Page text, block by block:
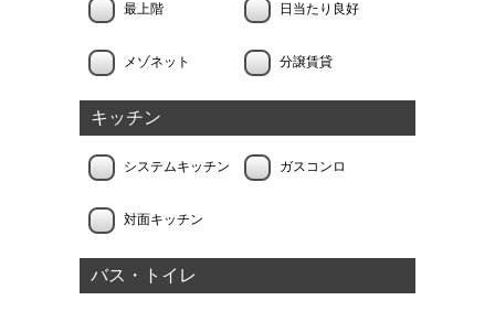
最上階 日当たり良好
メゾネット 分譲賃貸
キッチン
システムキッチン ガスコンロ
対面キッチン
バス・トイレ